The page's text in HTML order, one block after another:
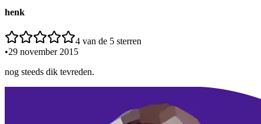
henk
4 van de 5 sterren
•29 november 2015
nog steeds dik tevreden.